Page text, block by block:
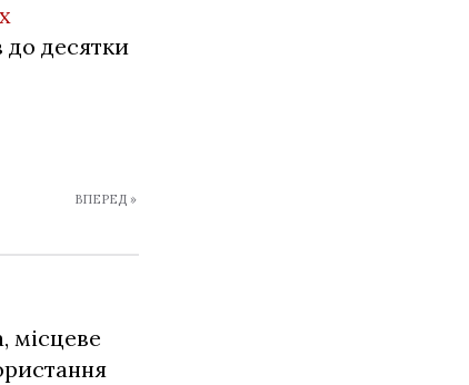
до десятки
ВПЕРЕД »
місцеве